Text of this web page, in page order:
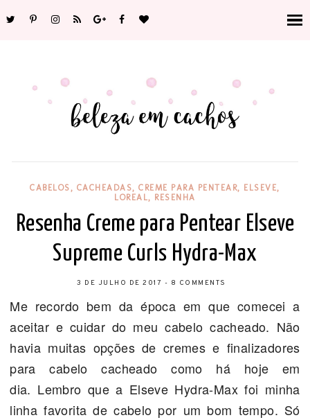
CABELOS, CACHEADAS,CREME PARA PENTEAR, ELSEVE,
LOREAL, RESENHA
Resenha Creme para Pentear Elseve
Supreme Curls Hydra-Max
3 DE JULHO DE 2017 - 8 COMMENTS
Me recordo bem da época em que comecei a
aceitar e cuidar do meu cabelo cacheado. Não
havia muitas opções de cremes e finalizadores
para cabelo cacheado como há hoje em
dia. Lembro que a Elseve Hydra-Max foi minha
linha favorita de cabelo por um bom tempo. Só